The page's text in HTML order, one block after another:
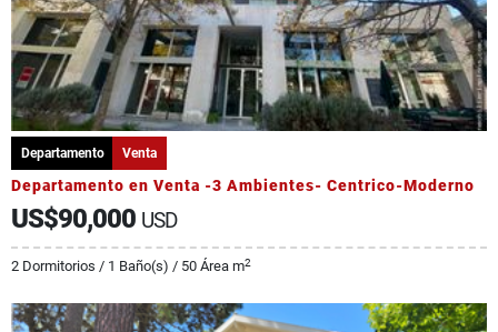
Departamento Venta
Departamento en Venta -3 Ambientes- Centrico-Moderno
US$90,000 USD
2 Dormitorios / 1 Baño(s) / 50 Área m2